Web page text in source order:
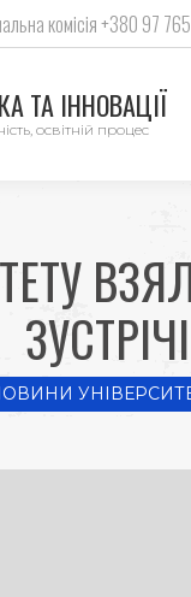
комісія +380 97
ТА ІННОВАЦІЇ
освітній процес